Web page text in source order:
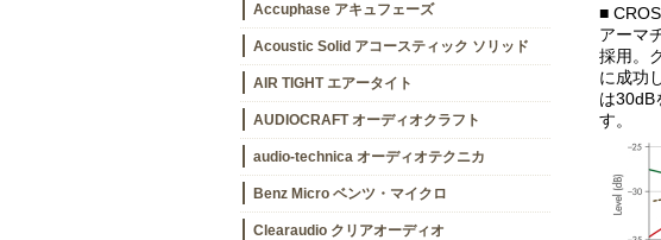
Accuphase アキュフェーズ
Acoustic Solid アコースティック ソリッド
AIR TIGHT エアータイト
AUDIOCRAFT オーディオクラフト
audio-technica オーディオテクニカ
Benz Micro ベンツ・マイクロ
Clearaudio クリアオーディオ
■
アーマ
採用。
に成功
は30dB
す。